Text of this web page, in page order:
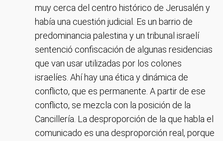
muy cerca del centro histórico de Jerusalén y
había una cuestión judicial. Es un barrio de
predominancia palestina y un tribunal israelí
sentenció confiscación de algunas residencias
que van usar utilizadas por los colones
israelíes. Ahí hay una ética y dinámica de
conflicto, que es permanente. A partir de ese
conflicto, se mezcla con la posición de la
Cancillería. La desproporción de la que habla el
comunicado es una desproporción real, porque